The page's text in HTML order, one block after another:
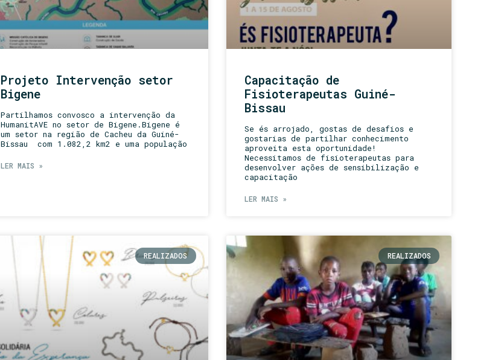
Projeto Intervenção setor
Bigene
Partilhamos convosco a intervenção da
HumanitAVE no setor de Bigene.Bigene é
um setor na região de Cacheu da Guiné-
Bissau com 1.082,2 km2 e uma população
LER MAIS »
Capacitação de
Fisioterapeutas Guiné-
Bissau
Se és arrojado, gostas de desafios e
gostarias de partilhar conhecimento
aproveita esta oportunidade!
Necessitamos de fisioterapeutas para
desenvolver ações de sensibilização e
capacitação
LER MAIS »
REALIZADOS REALIZADOS